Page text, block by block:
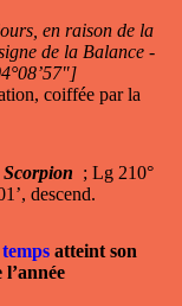
en raison de la
de la Balance -
coiffée par la
; Lg 210°
descend.
atteint son